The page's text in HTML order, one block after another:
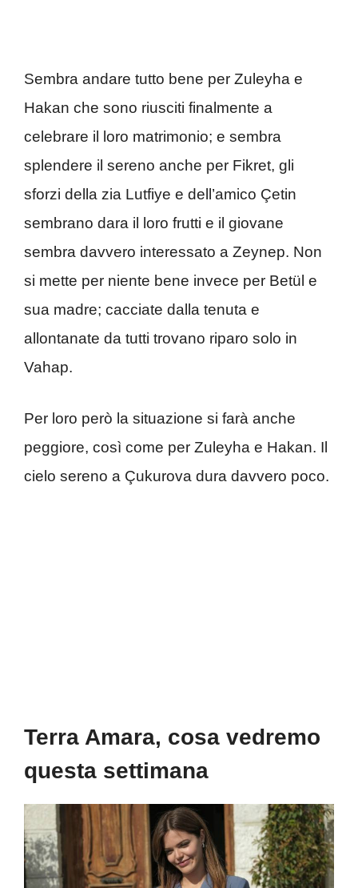
Sembra andare tutto bene per Zuleyha e
Hakan che sono riusciti finalmente a
celebrare il loro matrimonio; e sembra
splendere il sereno anche per Fikret, gli
sforzi della zia Lutfiye e dell’amico Çetin
sembrano dara il loro frutti e il giovane
sembra davvero interessato a Zeynep. Non
si mette per niente bene invece per Betül e
sua madre; cacciate dalla tenuta e
allontanate da tutti trovano riparo solo in
Vahap.
Per loro però la situazione si farà anche
peggiore, così come per Zuleyha e Hakan. Il
cielo sereno a Çukurova dura davvero poco.
Terra Amara, cosa vedremo
questa settimana